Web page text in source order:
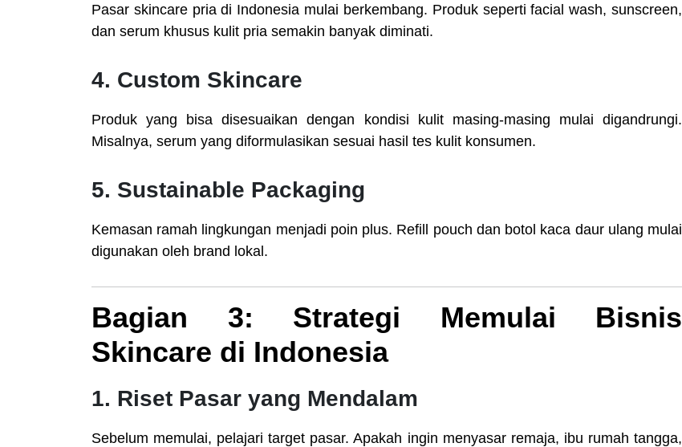
Pasar skincare pria di Indonesia mulai berkembang. Produk seperti facial wash, sunscreen,
dan serum khusus kulit pria semakin banyak diminati.
4. Custom Skincare
Produk yang bisa disesuaikan dengan kondisi kulit masing-masing mulai digandrungi.
Misalnya, serum yang diformulasikan sesuai hasil tes kulit konsumen.
5. Sustainable Packaging
Kemasan ramah lingkungan menjadi poin plus. Refill pouch dan botol kaca daur ulang mulai
digunakan oleh brand lokal.
Bagian 3: Strategi Memulai Bisnis
Skincare di Indonesia
1. Riset Pasar yang Mendalam
Sebelum memulai, pelajari target pasar. Apakah ingin menyasar remaja, ibu rumah tangga,